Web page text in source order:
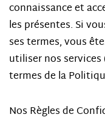
connaissance et
les présentes. Si
ses termes, vous
utiliser nos
termes de la
Nos Règles de